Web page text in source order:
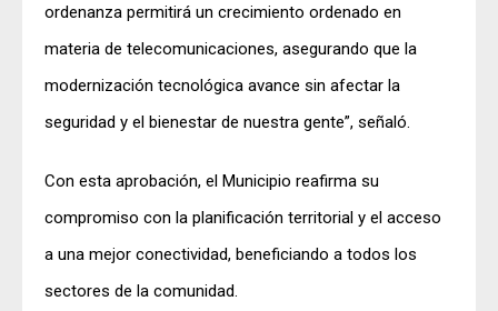
ordenanza permitirá un crecimiento ordenado en
materia de telecomunicaciones, asegurando que la
modernización tecnológica avance sin afectar la
seguridad y el bienestar de nuestra gente”, señaló.
Con esta aprobación, el Municipio reafirma su
compromiso con la planificación territorial y el acceso
a una mejor conectividad, beneficiando a todos los
sectores de la comunidad.